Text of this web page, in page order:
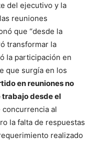
del ejecutivo y la
reuniones
que “desde la
transformar la
la participación en
que surgía en los
en reuniones no
trabajo desde el
concurrencia al
la falta de respuestas
realizado